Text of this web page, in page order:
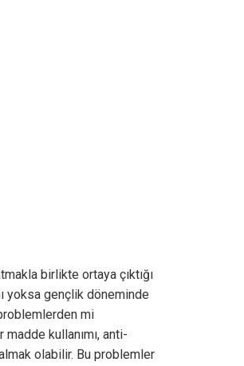
birlikte ortaya çıktığı
yoksa gençlik döneminde
mi
kullanımı, anti-
olabilir. Bu problemler